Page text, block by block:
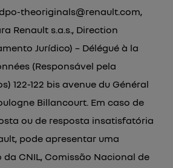
theoriginals@renault.com,
Renault s.a.s., Direction
Jurídico) – Délégué à la
(Responsável pela
122-122 bis avenue du Général
Billancourt. Em caso de
ou de resposta insatisfatória
pode apresentar uma
CNIL, Comissão Nacional de